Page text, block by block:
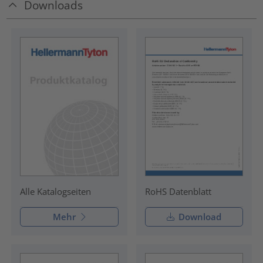
Downloads
Alle Katalogseiten
Mehr
RoHS Datenblatt
Download